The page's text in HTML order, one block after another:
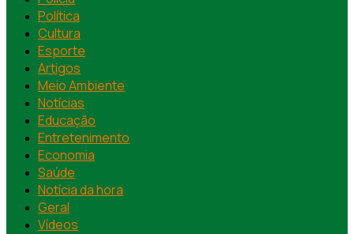
Política
Cultura
Esporte
Artigos
Meio Ambiente
Notícias
Educação
Entretenimento
Economia
Saúde
Notícia da hora
Geral
Vídeos